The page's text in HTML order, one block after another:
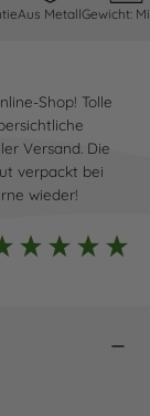
Aus MetallGewicht:
Shop! Tolle
Versand. Die
verpackt bei
wieder!